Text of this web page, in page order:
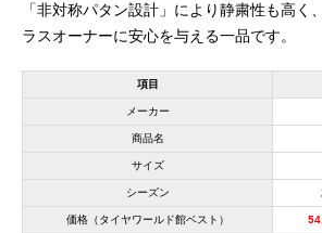
「非対称パタン設計」により静粛性も高く
ラスオーナーに安心を与える一品です。
項目
メーカー
商品名
サイズ
シーズン
価格（タイヤワールド館ベスト）